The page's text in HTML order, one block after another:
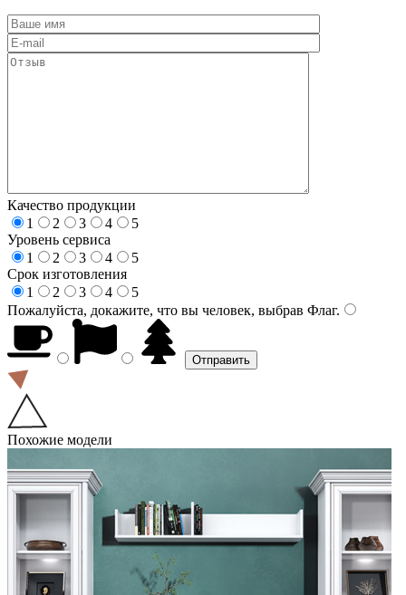
Качество продукции
1
2 3 4
5
Уровень сервиса
1
2 3 4
5
Срок изготовления
1
2 3 4
5
Пожалуйста, докажите, что вы человек, выбрав Флаг.
Похожие модели